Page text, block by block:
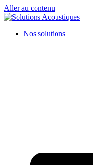
Aller au contenu
Nos solutions